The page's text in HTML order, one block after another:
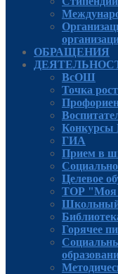
ОБРАЩЕНИЯ
ВсОШ
Точка
ГИА
Прием в
Целевое
ТОР "Моя
Школьный
Горячее